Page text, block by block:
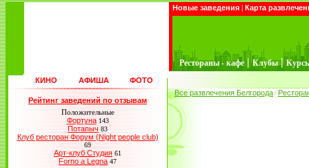
Новые заведения | Карта
Рестораны - кафе | Клубы |
КИНО АФИША ФОТО
Рейтинг заведений по отзывам
Положительные
Фортуна 143
Потапыч 83
Клуб ресторан Форум (Night people club)
69
Арт-клуб Студия 61
Forno a Legna 47
Все развлечения Белгорода /